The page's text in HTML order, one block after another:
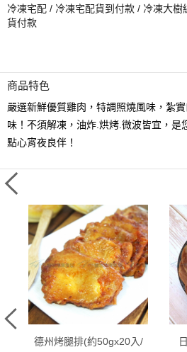
冷凍宅配 / 冷凍宅配貨到付款 / 冷凍大
貨付款
商品特色
嚴選新鮮優質雞肉，特調照燒風味，紮
味！不須解凍，油炸.烘烤.微波皆宜，是
點心宵夜良伴！
德州烤腿排(約50gx20入/